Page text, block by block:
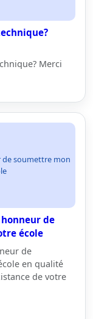
Merci
de soumettre mon
de
école
de
en qualité
de votre